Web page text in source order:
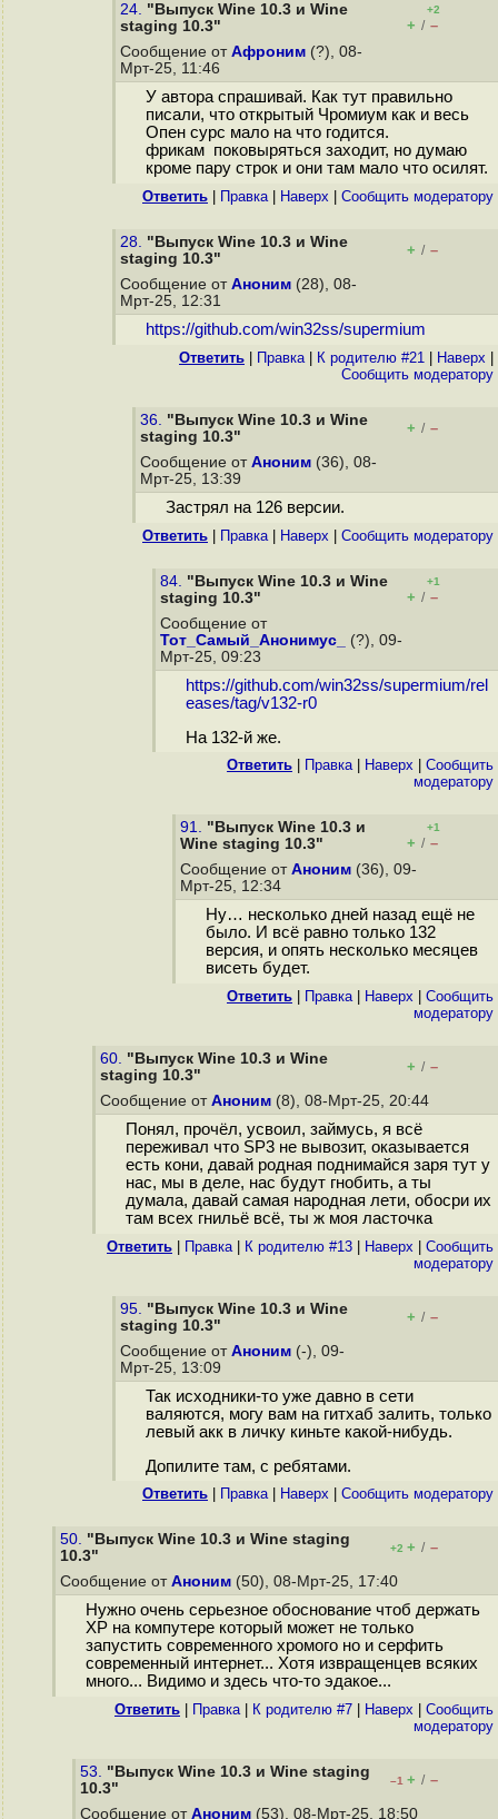
24. "Выпуск Wine 10.3 и Wine
staging 10.3"
+2
+ / –
Сообщение от Афроним (?), 08-
Мрт-25, 11:46
У автора спрашивай. Как тут правильно
писали, что открытый Чромиум как и весь
Опен сурс мало на что годится.
фрикам поковыряться заходит, но думаю
кроме пару строк и они там мало что осилят.
Ответить Правка| Наверх Cообщить модератору
28. "Выпуск Wine 10.3 и Wine
staging 10.3"
+ / –
Сообщение от Аноним (28), 08-
Мрт-25, 12:31
https://github.com/win32ss/supermium
Ответить Правка| К родителю #21 Наверх
Cообщить модератору
36. "Выпуск Wine 10.3 и Wine
staging 10.3"
+ / –
Сообщение от Аноним (36), 08-
Мрт-25, 13:39
Застрял на 126 версии.
Ответить Правка| Наверх Cообщить модератору
84. "Выпуск Wine 10.3 и Wine
staging 10.3"
+1
+ / –
Сообщение от
Тот_Самый_Анонимус_
(?), 09-
Мрт-25, 09:23
https://github.com/win32ss/supermium/rel
eases/tag/v132-r0
На 132-й же.
Ответить Правка| Наверх
Cообщить
модератору
91. "Выпуск Wine 10.3 и
Wine staging 10.3"
+1
+ / –
Сообщение от Аноним (36), 09-
Мрт-25, 12:34
Ну… несколько дней назад ещё не
было. И всё равно только 132
версия, и опять несколько месяцев
висеть будет.
Ответить Правка| Наверх
Cообщить
модератору
60. "Выпуск Wine 10.3 и Wine
staging 10.3"
+ / –
Сообщение от Аноним (8), 08-Мрт-25, 20:44
Понял, прочёл, усвоил, займусь, я всё
переживал что SP3 не вывозит, оказывается
есть кони, давай родная поднимайся заря тут у
нас, мы в деле, нас будут гнобить, а ты
думала, давай самая народная лети, обосри их
там всех гнильё всё, ты ж моя ласточка
Ответить Правка| К родителю #13 Наверх
Cообщить
модератору
95. "Выпуск Wine 10.3 и Wine
staging 10.3"
+ / –
Сообщение от Аноним (-), 09-
Мрт-25, 13:09
Так исходники-то уже давно в сети
валяются, могу вам на гитхаб залить, только
левый акк в личку киньте какой-нибудь.
Допилите там, с ребятами.
Ответить Правка| Наверх Cообщить модератору
50. "Выпуск Wine 10.3 и Wine staging
10.3"
+2 + / –
Сообщение от Аноним (50), 08-Мрт-25, 17:40
Нужно очень серьезное обоснование чтоб держать
ХР на компутере который может не только
запустить современного хромого но и серфить
современный интернет... Хотя извращенцев всяких
много... Видимо и здесь что-то эдакое...
Ответить Правка| К родителю #7 Наверх
Cообщить
модератору
53. "Выпуск Wine 10.3 и Wine staging
10.3"
–1 + / –
Сообщение от Аноним (53), 08-Мрт-25, 18:50